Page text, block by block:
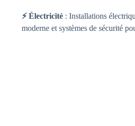
⚡ Électricité: Installations
moderne et systèmes de sécurité